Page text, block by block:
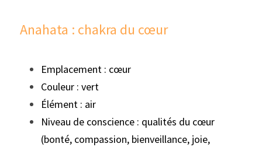
Anahata : chakra du cœur
Emplacement : cœur
Couleur : vert
Élément : air
Niveau de conscience : qualités du cœur
(bonté, compassion, bienveillance, joie,